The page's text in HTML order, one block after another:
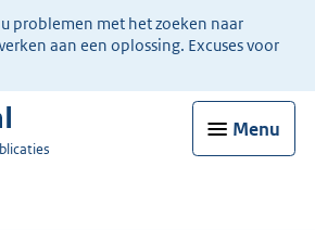
problemen met het zoeken naar
aan een oplossing. Excuses voor
Menu